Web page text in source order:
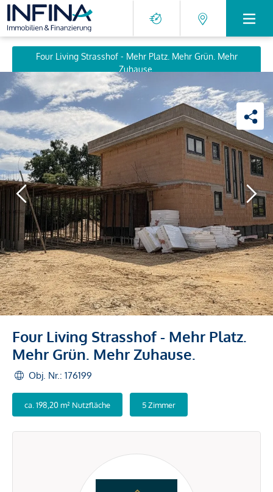
Four Living Strasshof - Mehr Platz. Mehr Grün. Mehr
Zuhause.
Four Living Strasshof - Mehr Platz.
Mehr Grün. Mehr Zuhause.
Obj. Nr.: 176199
ca. 198,20 m² Nutzfläche 5 Zimmer